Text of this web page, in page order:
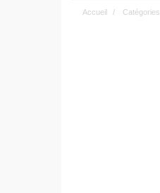
Martin
Accueil Catégories